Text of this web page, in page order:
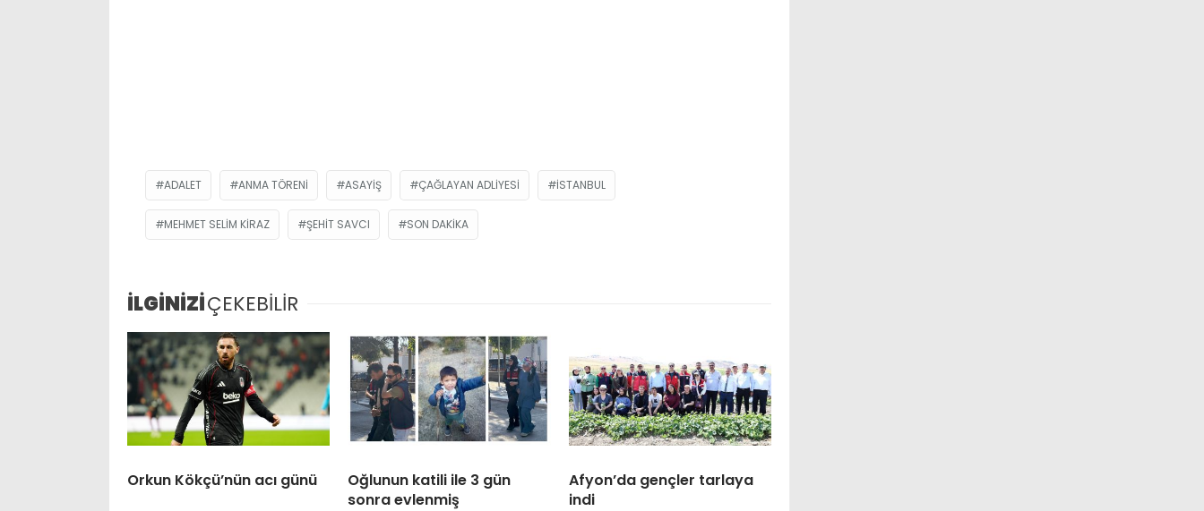
ADALET ANMA TÖRENI ASAYIŞ ÇAĞLAYAN ADLIYESI ISTANBUL
MEHMET SELIM KIRAZ ŞEHIT SAVCI SON DAKIKA
İLGİNİZİÇEKEBİLİR
Orkun Kökçü’nün acı günü
Oğlunun katili ile 3 gün
sonra evlenmiş
Afyon’da gençler tarlaya
indi